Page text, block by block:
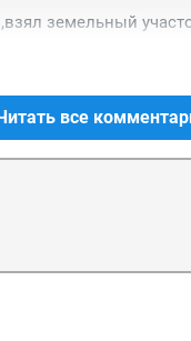
земельный
все